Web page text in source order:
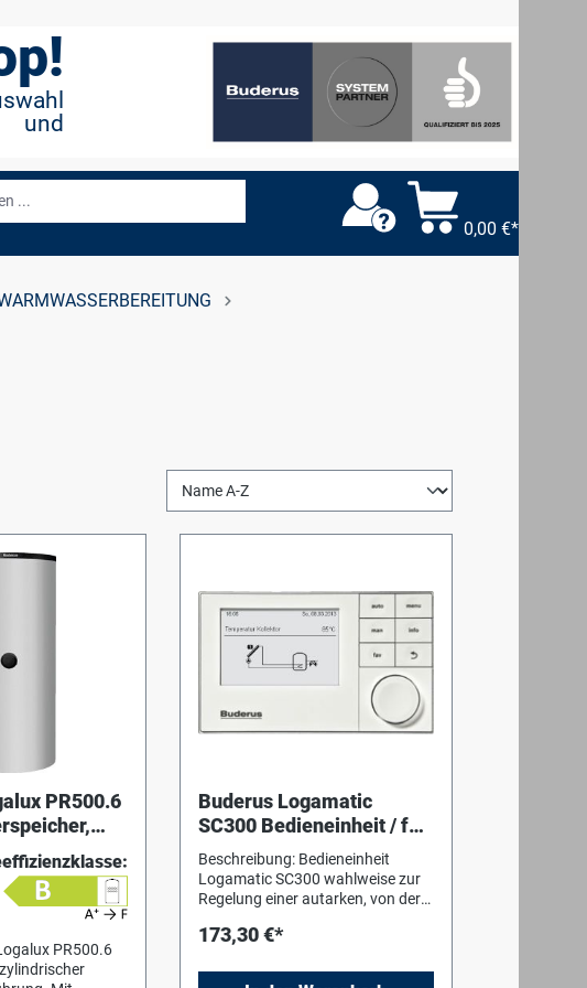
und
0,00 €*
PR500.6
PR500.6
Buderus Logamatic
SC300 Bedieneinheit / für
SM200, SM100, FS/2,
FS/3
Beschreibung: Bedieneinheit
Logamatic SC300 wahlweise zur
Regelung einer autarken, von der
Solaranlage, Pufferumladung (bei
173,30 €*